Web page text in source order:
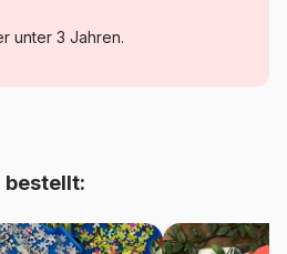
Puzzle Religion und Mystik
Bluebird-Puzzle-F-90208
unter 3 Jahren.
bestellt: